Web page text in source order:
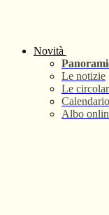
Novità
Le notizie
Le
Albo